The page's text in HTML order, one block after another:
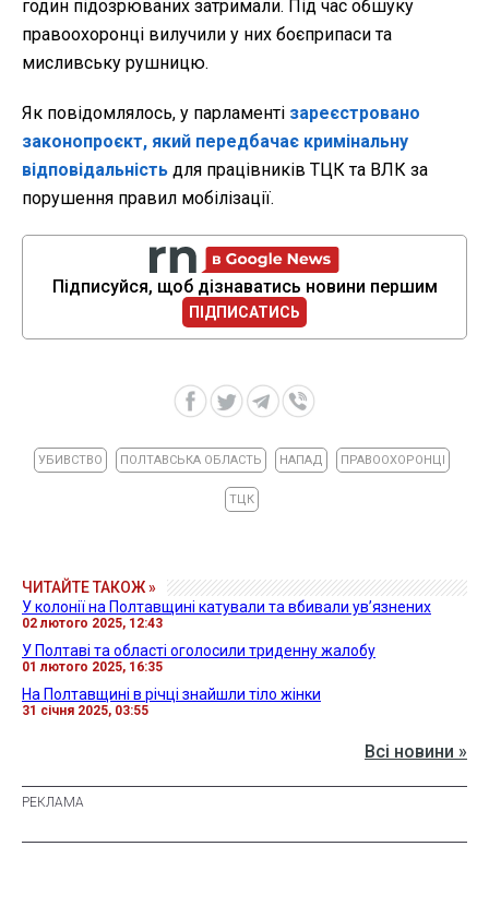
годин підозрюваних затримали. Під час обшуку
правоохоронці вилучили у них боєприпаси та
мисливську рушницю.
Як повідомлялось, у парламенті зареєстровано
законопроєкт, який передбачає кримінальну
відповідальність для працівників ТЦК та ВЛК за
порушення правил мобілізації.
Підписуйся, щоб дізнаватись новини першим
ПІДПИСАТИСЬ
УБИВСТВО ПОЛТАВСЬКА ОБЛАСТЬ НАПАД ПРАВООХОРОНЦІ
ТЦК
ЧИТАЙТЕ ТАКОЖ »
У колонії на Полтавщині катували та вбивали увʼязнених
02 лютого 2025, 12:43
У Полтаві та області оголосили триденну жалобу
01 лютого 2025, 16:35
На Полтавщині в річці знайшли тіло жінки
31 січня 2025, 03:55
Всі новини »